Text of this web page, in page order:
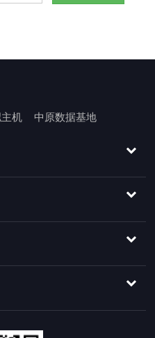
机 中原数据基地